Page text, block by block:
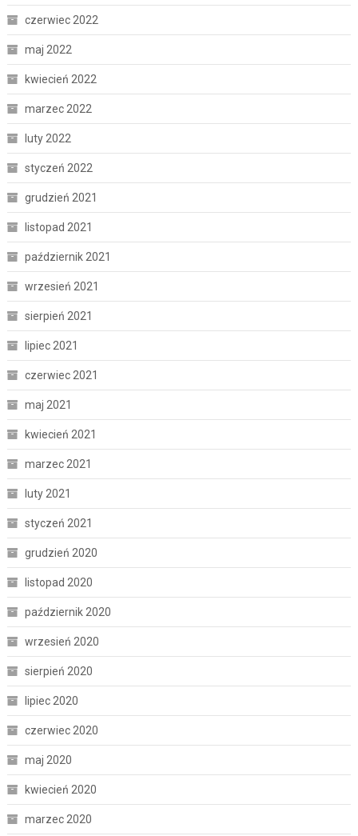
czerwiec 2022
maj 2022
kwiecień 2022
marzec 2022
luty 2022
styczeń 2022
grudzień 2021
listopad 2021
październik 2021
wrzesień 2021
sierpień 2021
lipiec 2021
czerwiec 2021
maj 2021
kwiecień 2021
marzec 2021
luty 2021
styczeń 2021
grudzień 2020
listopad 2020
październik 2020
wrzesień 2020
sierpień 2020
lipiec 2020
czerwiec 2020
maj 2020
kwiecień 2020
marzec 2020